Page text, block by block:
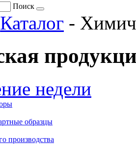
Поиск
Каталог -
недели
образцы
производства